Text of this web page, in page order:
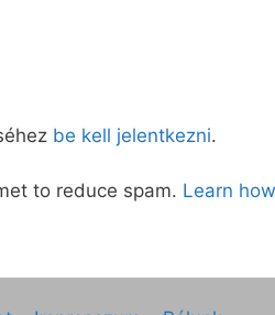
be kell jelentkezni.
to reduce spam. Learn